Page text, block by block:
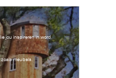
jou inspireren in word.
meubels.